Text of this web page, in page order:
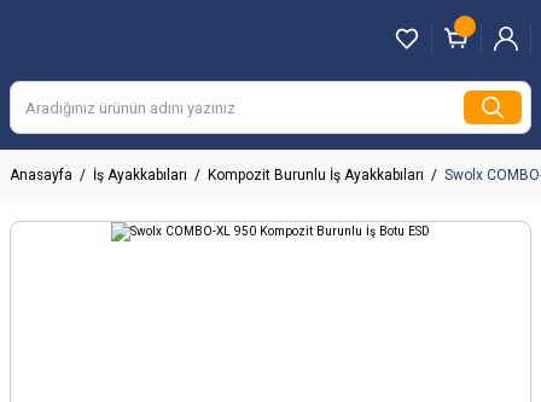
Anasayfa İş Ayakkabıları Kompozit Burunlu İş Ayakkabıları Swolx